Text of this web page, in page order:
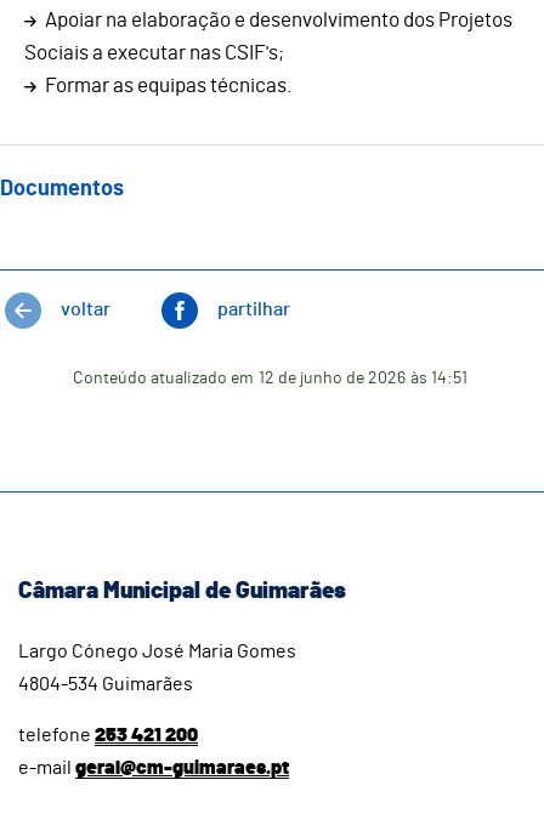
Apoiar na elaboração e desenvolvimento dos Projetos
Sociais a executar nas CSIF's;
Formar as equipas técnicas.
Documentos
voltar partilhar
Conteúdo atualizado em 12 de junho de 2026 às 14:51
Câmara Municipal de Guimarães
Largo Cónego José Maria Gomes
4804-534 Guimarães
telefone 253 421 200
e-mail geral@cm-guimaraes.pt